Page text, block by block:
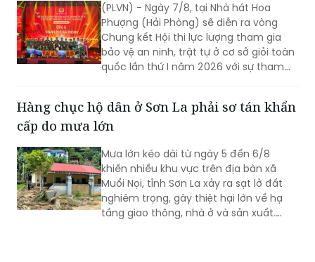
(PLVN) - Ngày 7/8, tại Nhà hát Hoa
Phượng (Hải Phòng) sẽ diễn ra vòng
Chung kết Hội thi lực lượng tham gia
bảo vệ an ninh, trật tự ở cơ sở giỏi toàn
quốc lần thứ I năm 2026 với sự tham
Hàng chục hộ dân ở Sơn La phải sơ tán khẩn
cấp do mưa lớn
Mưa lớn kéo dài từ ngày 5 đến 6/8
khiến nhiều khu vực trên địa bàn xã
Muổi Nọi, tỉnh Sơn La xảy ra sạt lở đất
nghiêm trọng, gây thiệt hại lớn về hạ
tầng giao thông, nhà ở và sản xuất.